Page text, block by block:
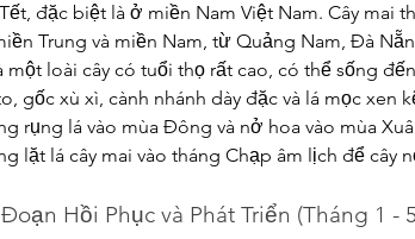
đặc biệt là ở miền Nam Việt Nam. Cây mai
Trung và miền Nam, từ Quảng Nam, Đà
một loài cây có tuổi thọ rất cao, có thể sống
gốc xù xì, cành nhánh dày đặc và lá mọc xen
rụng lá vào mùa Đông và nở hoa vào mùa
lặt lá cây mai vào tháng Chạp âm lịch để cây
Hồi Phục và Phát Triển (Tháng 1 -